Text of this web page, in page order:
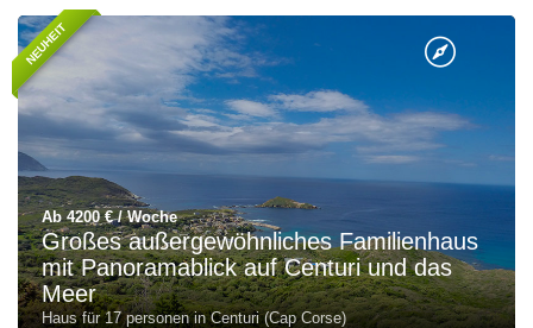
NEUHEIT
Ab 4200 € / Woche
Großes außergewöhnliches Familienhaus
mit Panoramablick auf Centuri und das
Meer
Haus für 17 personen in Centuri (Cap Corse)